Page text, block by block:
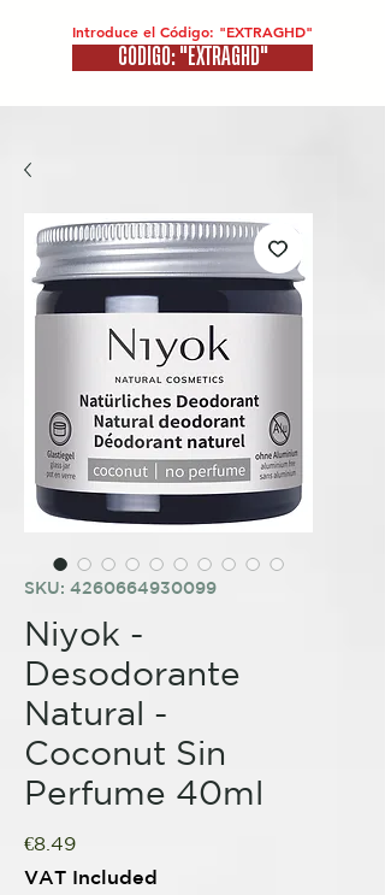
Introduce el Código: "EXTRAGHD"
CÓDIGO: "EXTRAGHD"
SKU: 4260664930099
Niyok -
Desodorante
Natural -
Coconut Sin
Perfume 40ml
€8.49Price
VAT Included